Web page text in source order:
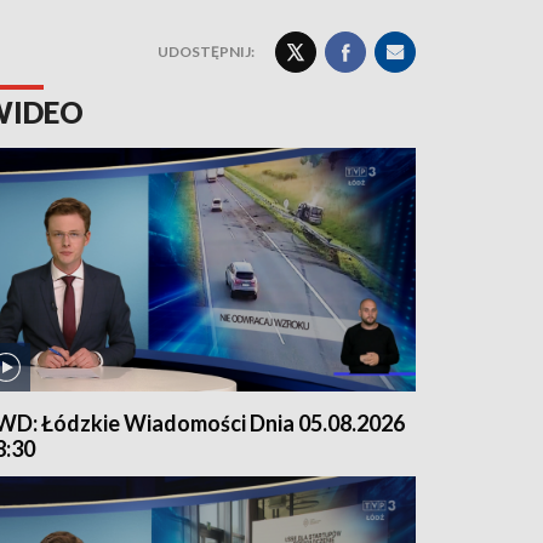
UDOSTĘPNIJ:
Łódzkie Wiadomości Dnia 05.08.2026